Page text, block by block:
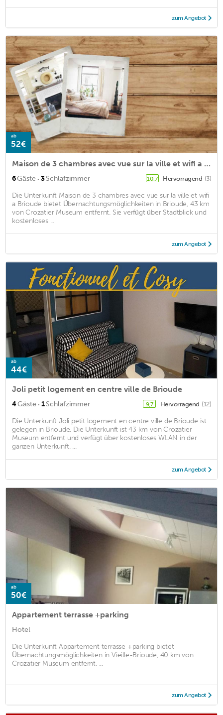
zum Angebot
ab
52€
Maison de 3 chambres avec vue sur la ville et wifi a Brioude
6Gäste · 3Schlafzimmer 10,7 Hervorragend (3)
Die Unterkunft Maison de 3 chambres avec vue sur la ville et wifi
a Brioude bietet Übernachtungsmöglichkeiten in Brioude, 43 km
von Crozatier Museum entfernt. Sie verfügt über Stadtblick und
kostenloses ...
zum Angebot
ab
44€
Joli petit logement en centre ville de Brioude
4Gäste · 1Schlafzimmer 9,7 Hervorragend (12)
Die Unterkunft Joli petit logement en centre ville de Brioude ist
gelegen in Brioude. Die Unterkunft ist 43 km von Crozatier
Museum entfernt und verfügt über kostenloses WLAN in der
ganzen Unterkunft. ...
zum Angebot
ab
50€
Appartement terrasse +parking
Hotel
Die Unterkunft Appartement terrasse +parking bietet
Übernachtungsmöglichkeiten in Vieille-Brioude, 40 km von
Crozatier Museum entfernt. ...
zum Angebot